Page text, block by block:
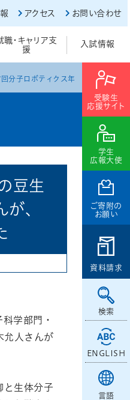
アクセス お問い合わせ
職・キャリア支
援
入試情報
受験生
応援サイト
学生
広報大使
ご寄附の
お願い
資料請求
検索
ENGLISH
言語
分子ロボティクス年
豆生
、
学部門・
允人さんが
と生体分子